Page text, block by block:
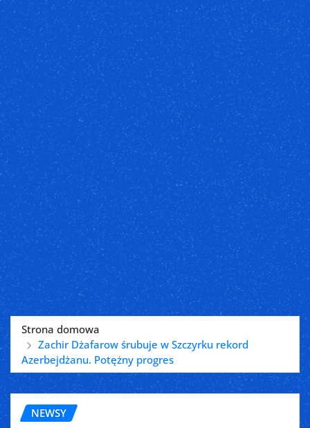
Strona domowa
Zachir Dżafarow śrubuje w Szczyrku rekord
Azerbejdżanu. Potężny progres
NEWSY